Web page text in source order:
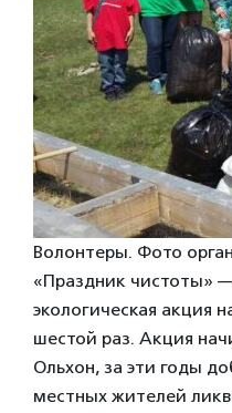
Волонтеры. Фото
«Праздник чистоты»
экологическая акция
шестой раз. Акция
Ольхон, за эти годы
местных жителей